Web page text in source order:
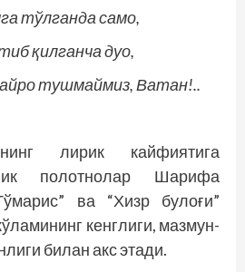
тўлганда само,
қилганча дуо,
тушмаймиз, Ватан!..
лирик кайфиятига
полотнолар Шарифа
ва “Хизр булоғи”
кенглиги, мазмун-
билан акс этади.